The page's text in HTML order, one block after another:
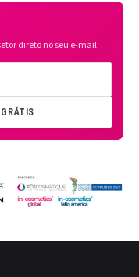
direto no seu e-mail.